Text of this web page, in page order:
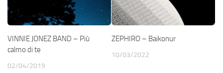
VINNIE JONEZ BAND – Più
calmo di te
02/04/2019
ZEPHIRO – Baikonur
10/03/2022